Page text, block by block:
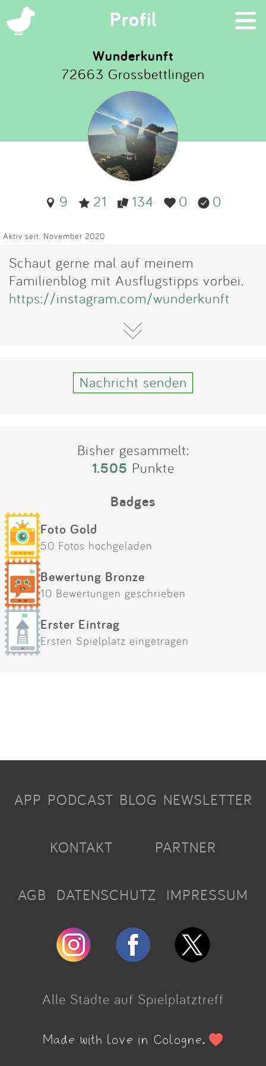
Profil ×
Suchen
Eintragen
App
Blog
Partner
Impressum
Wunderkunft
72663 Grossbettlingen
9 21 134 0 0
Aktiv seit: November 2020
Schaut gerne mal auf meinem
Familienblog mit Ausflugstipps vorbei.
https://instagram.com/wunderkunft
Nachricht senden
Bisher gesammelt:
1.505 Punkte
Badges
Foto Gold
50 Fotos hochgeladen
Bewertung Bronze
10 Bewertungen geschrieben
Erster Eintrag
Ersten Spielplatz eingetragen
APP PODCAST BLOG NEWSLETTER
KONTAKT PARTNER
AGB DATENSCHUTZ IMPRESSUM
Alle Städte auf Spielplatztreff
Made with love in Cologne.